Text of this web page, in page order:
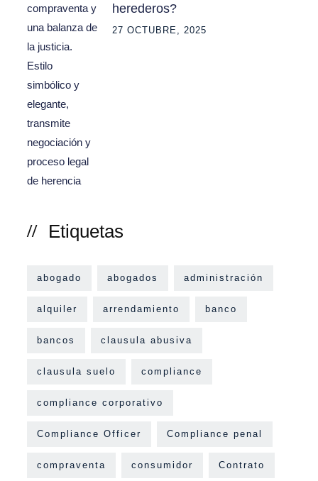
herederos?
27 OCTUBRE, 2025
Etiquetas
abogado abogados administración
alquiler arrendamiento banco
bancos clausula abusiva
clausula suelo compliance
compliance corporativo
Compliance Officer Compliance penal
compraventa consumidor Contrato